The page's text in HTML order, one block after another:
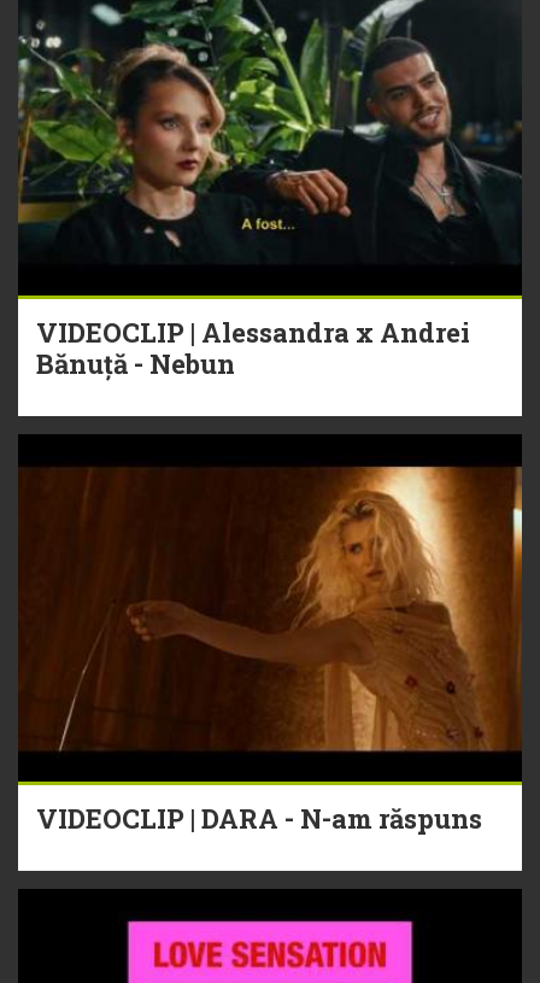
VIDEOCLIP | Alessandra x Andrei
Bănuță - Nebun
VIDEOCLIP | DARA - N-am răspuns